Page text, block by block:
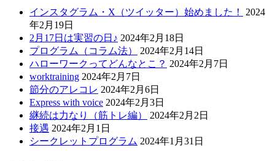
インスタグラム・X（ツイッター）始めました！
2024
年2月19日
2月17日は実習の日♪ 2024年2月18日
プログラム（コラム法）
2024年2月14日
ハローワークってどんなとこ？ 2024年2月7日
worktraining 2024年2月7日
節分のアレコレ 2024年2月6日
Express with voice 2024年2月3日
継続は力なり（筋トレ編）
2024年2月2日
接遇 2024年2月1日
シークレットプログラム 2024年1月31日